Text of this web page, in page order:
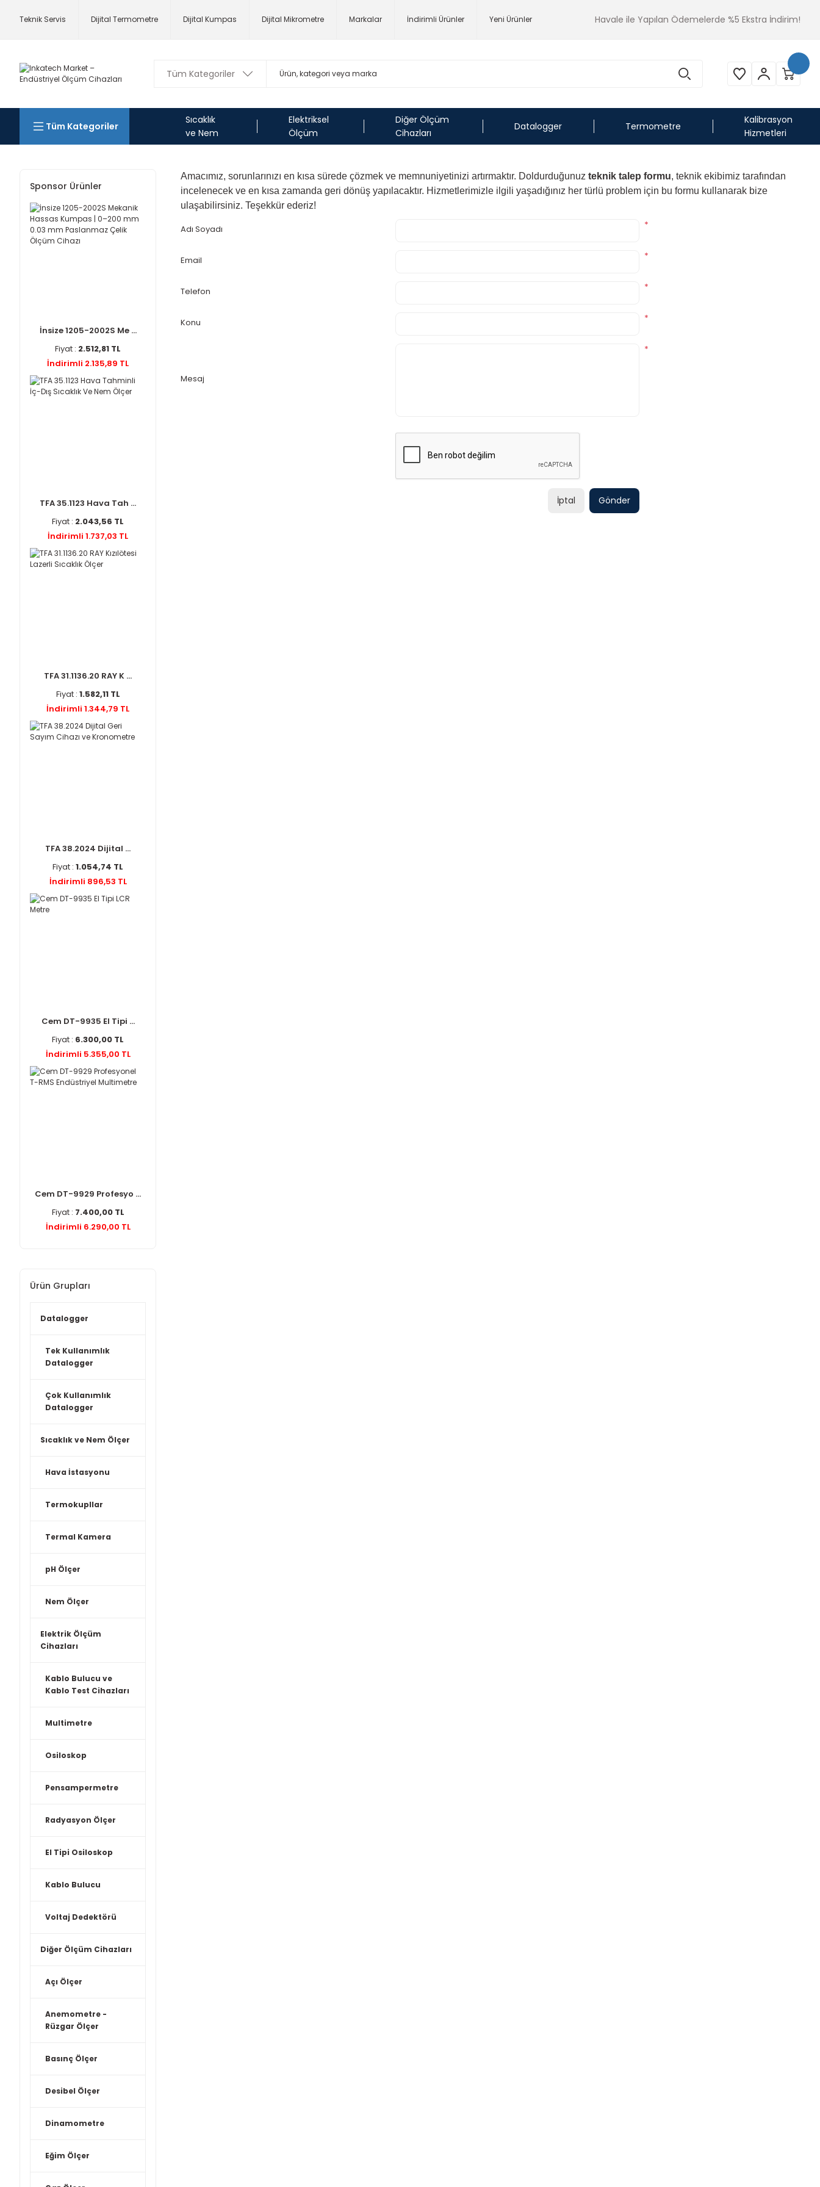
Teknik Servis Dijital Termometre Dijital Kumpas Dijital Mikrometre Markalar İndirimli Ürünler Yeni Ürünler Havale ile Yapılan Ödemelerde %5 Ekstra İndirim!
Tüm Kategoriler
Sıcaklık
ve Nem
Elektriksel
Ölçüm
Diğer Ölçüm
Cihazları
Datalogger Termometre
Kalibrasyon
Hizmetleri
Sponsor Ürünler
İnsize 1205-2002S Me ...
Fiyat : 2.512,81 TL
İndirimli 2.135,89 TL
TFA 35.1123 Hava Tah ...
Fiyat : 2.043,56 TL
İndirimli 1.737,03 TL
TFA 31.1136.20 RAY K ...
Fiyat : 1.582,11 TL
İndirimli 1.344,79 TL
TFA 38.2024 Dijital ...
Fiyat : 1.054,74 TL
İndirimli 896,53 TL
Cem DT-9935 El Tipi ...
Fiyat : 6.300,00 TL
İndirimli 5.355,00 TL
Cem DT-9929 Profesyo ...
Fiyat : 7.400,00 TL
İndirimli 6.290,00 TL
Ürün Grupları
Datalogger
Tek Kullanımlık
Datalogger
Çok Kullanımlık
Datalogger
Sıcaklık ve Nem Ölçer
Hava İstasyonu
Termokupllar
Termal Kamera
pH Ölçer
Nem Ölçer
Elektrik Ölçüm
Cihazları
Kablo Bulucu ve
Kablo Test Cihazları
Multimetre
Osiloskop
Pensampermetre
Radyasyon Ölçer
El Tipi Osiloskop
Kablo Bulucu
Voltaj Dedektörü
Diğer Ölçüm Cihazları
Açı Ölçer
Anemometre -
Rüzgar Ölçer
Basınç Ölçer
Desibel Ölçer
Dinamometre
Eğim Ölçer
Amacımız, sorunlarınızı en kısa sürede çözmek ve memnuniyetinizi artırmaktır. Doldurduğunuz teknik talep formu, teknik ekibimiz tarafından
incelenecek ve en kısa zamanda geri dönüş yapılacaktır. Hizmetlerimizle ilgili yaşadığınız her türlü problem için bu formu kullanarak bize
ulaşabilirsiniz. Teşekkür ederiz!
Adı Soyadı *
Email *
Telefon *
Konu *
Mesaj
*
İptal Gönder